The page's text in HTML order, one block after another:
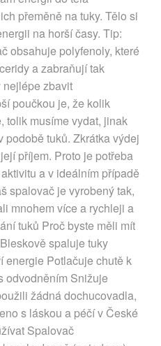
přeměně na tuky. Tělo si
na horší časy. Tip:
obsahuje polyfenoly, které
a zabraňují tak
nejlépe zbavit
poučkou je, že kolik
tolik musíme vydat, jinak
tuků. Zkrátka výdej
příjem. Proto je potřeba
a v ideálním případě
spalovač je vyrobený tak,
mnohem více a rychleji a
tuků Proč byste měli mít
spaluje tuky
energie Potlačuje chutě k
odvodněním Snižuje
žádná dochucovadla,
s láskou a péčí v České
Spalovač